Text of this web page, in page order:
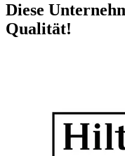
Diese
Qualität!